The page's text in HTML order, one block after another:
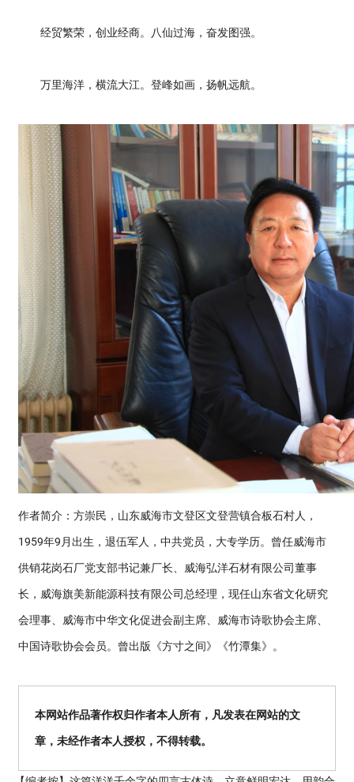
经贸繁荣，创业经商。八仙过海，奋发图强。
万里海洋，横流大江。登峰如画，扬帆远航。
作者简介：方崇民，山东威海市文登区文登营镇合板石村人，
1959年9月出生，退伍军人，中共党员，大专学历。曾任威海市
供销花岗石厂党支部书记兼厂长、威海弘洋石材有限公司董事
长，威海旗美新能源科技有限公司总经理，现任山东省文化研究
会理事、威海市中华文化促进会副主席、威海市诗歌协会主席、
中国诗歌协会会员。曾出版《方寸之间》《竹潭集》。
本网站作品著作权归作者本人所有，凡发表在网站的文
章，未经作者本人授权，不得转载。